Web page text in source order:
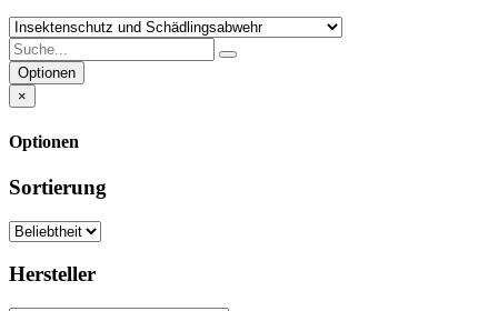
Optionen
×
Optionen
Sortierung
Hersteller